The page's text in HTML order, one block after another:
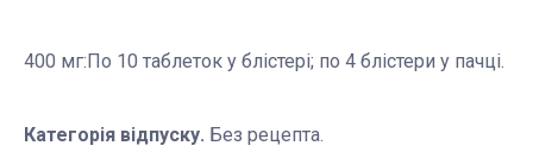
400 мг:По 10 таблеток у блістері; по 4 блістери у пачці.
Категорія відпуску. Без рецепта.